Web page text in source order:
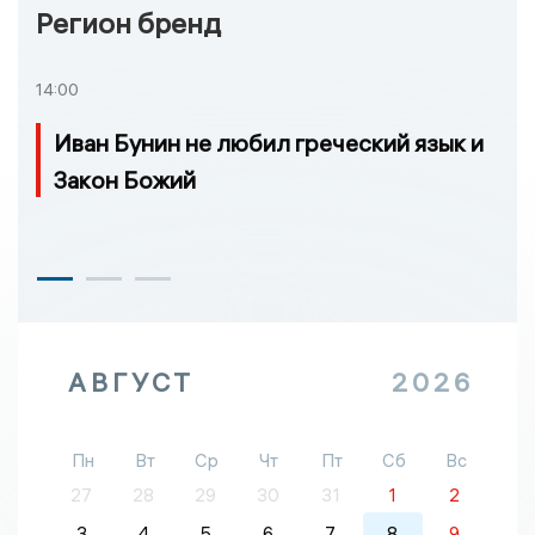
Регион бренд
14:00
Иван Бунин не любил греческий язык и
Закон Божий
АВГУСТ 2026
Пн Вт Ср Чт Пт Сб
Вс
27
28 29 30 31 1
2